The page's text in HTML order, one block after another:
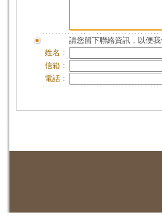
請您留下聯絡資訊，以便
姓名：
信箱：
電話：